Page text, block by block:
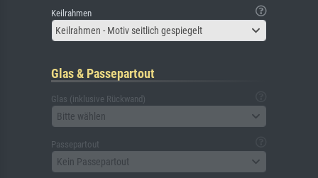
Keilrahmen
Keilrahmen - Motiv seitlich gespiegelt
Glas & Passepartout
Glas (inklusive Rückwand)
Bitte wählen
Passepartout
Kein Passepartout